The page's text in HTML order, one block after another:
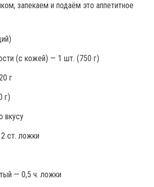
запекаем и подаём это аппетитное
(с кожей) — 1 шт. (750 г)
г
г)
вкусу
ст. ложки
— 0,5 ч. ложки